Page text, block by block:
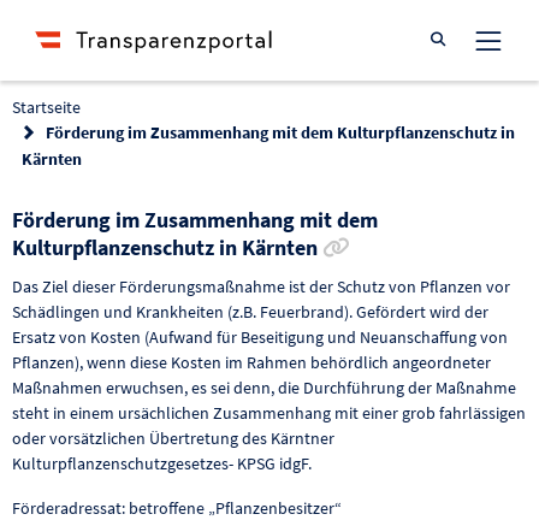
Suche öffnen
Startseite
Förderung im Zusammenhang mit dem Kulturpflanzenschutz in
Kärnten
Förderung im Zusammenhang mit dem
Kulturpflanzenschutz in Kärnten
Das Ziel dieser Förderungsmaßnahme ist der Schutz von Pflanzen vor
Schädlingen und Krankheiten (z.B. Feuerbrand). Gefördert wird der
Ersatz von Kosten (Aufwand für Beseitigung und Neuanschaffung von
Pflanzen), wenn diese Kosten im Rahmen behördlich angeordneter
Maßnahmen erwuchsen, es sei denn, die Durchführung der Maßnahme
steht in einem ursächlichen Zusammenhang mit einer grob fahrlässigen
oder vorsätzlichen Übertretung des Kärntner
Kulturpflanzenschutzgesetzes- KPSG idgF.
Förderadressat: betroffene „Pflanzenbesitzer“